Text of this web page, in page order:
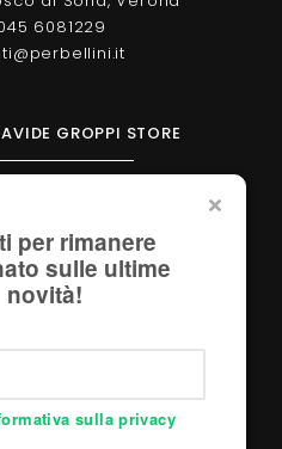
6081229
GROPPI STORE
S.r.l. - P.IVA
31/A - 37060, Castel
(Verona)
per rimanere
sulle ultime
novità!
sulla privacy